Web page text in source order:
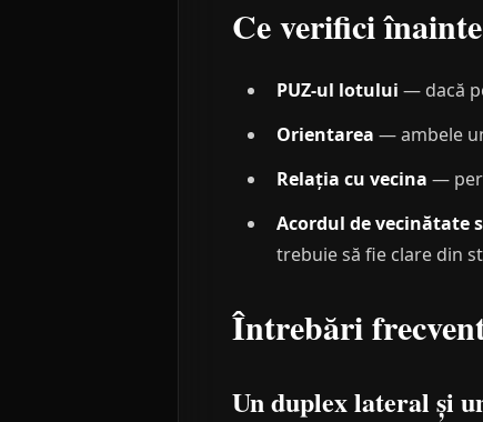
Ce verifici
PUZ-ul lotului — dacă
Orientarea — ambele
Relația cu vecina —
Acordul de vecinătate
trebuie să fie clare din
Întrebări
Un duplex lateral și